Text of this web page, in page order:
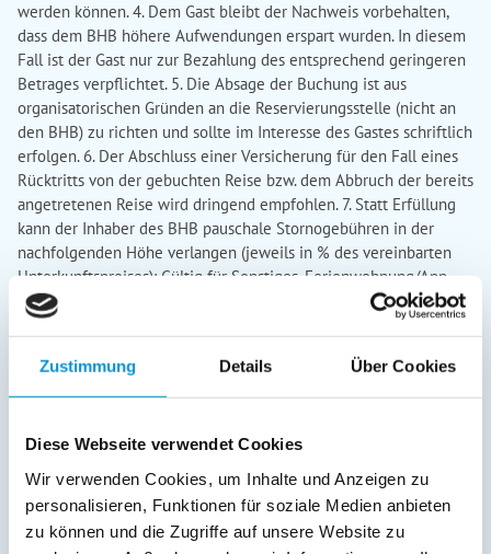
Zustimmung Details Über Cookies
Diese Webseite verwendet Cookies
Wir verwenden Cookies, um Inhalte und Anzeigen zu
personalisieren, Funktionen für soziale Medien anbieten
zu können und die Zugriffe auf unsere Website zu
werden können. 4. Dem Gast bleibt der Nachweis vorbehalten,
dass dem BHB höhere Aufwendungen erspart wurden. In diesem
Fall ist der Gast nur zur Bezahlung des entsprechend geringeren
Betrages verpflichtet. 5. Die Absage der Buchung ist aus
organisatorischen Gründen an die Reservierungsstelle (nicht an
den BHB) zu richten und sollte im Interesse des Gastes schriftlich
erfolgen. 6. Der Abschluss einer Versicherung für den Fall eines
Rücktritts von der gebuchten Reise bzw. dem Abbruch der bereits
angetretenen Reise wird dringend empfohlen. 7. Statt Erfüllung
kann der Inhaber des BHB pauschale Stornogebühren in der
nachfolgenden Höhe verlangen (jeweils in % des vereinbarten
Unterkunftspreises): Gültig für Sonstiges, Ferienwohnung/App.,
Ferienhaus, Bungalow: - bis zum 45. Tag vor Anreise 15 % - bis
zum 31. Tag vor Anreise 25 % - bis zum 21. Tag vor Anreise 50 % -
Grundsatz von 90 %.
§ 6 Obliegenheiten des Gastes1. Der Gast
ist verpflichtet, dem BHB Mängel der Beherbergung oder der
oder Ab¬hilfe zu verlangen. 2. Die Mängelanzeige ist
ausschließlich an den BHB, nicht an die ETMG zu richten. 3. Ein
Rücktritt und/oder eine Kündigung des Gastes ist nur bei
erheblichen Mängeln zulässig und soweit der BHB nicht
innerhalb einer ihm vom Gast gesetzten angemessenen Frist